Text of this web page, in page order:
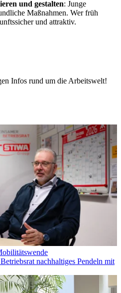
und gestalten: Junge
Maßnahmen. Wer früh
und attraktiv.
Infos rund um die Arbeitswelt!
nachhaltiges Pendeln mit